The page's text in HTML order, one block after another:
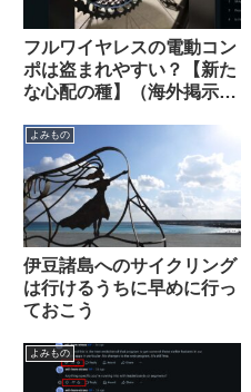
フルワイヤレスの電動コン
ポは盗まれやすい？【新た
な心配の種】（海外掲示板
よみもの
伊豆諸島へのサイクリング
は行けるうちに早めに行っ
ておこう
よみもの